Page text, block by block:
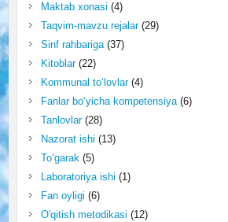
Maktab xonasi (4)
Taqvim-mavzu rejalar(29)
Sinf rahbariga(37)
Kitoblar(22)
Kommunal to‘lovlar(4)
Fanlar bo‘yicha kompetensiya(6)
Tanlovlar(28)
Nazorat ishi (13)
To‘garak(5)
Laboratoriya ishi (1)
Fan oyligi (6)
O'qitish metodikasi (12)